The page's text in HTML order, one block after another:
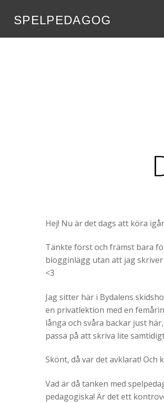
SPELPEDAGOG
Hej! Nu är det dags att köra
Tänkte först och främst bara
blogginlägg utan att jag
<3
Jag sitter här i Bydalens
en privatlektion med en
långa och svåra backar just
passa på att skriva lite
Skönt, då var det avklarat! Och
Vad är då tanken med
pedagogiska! Är det ett